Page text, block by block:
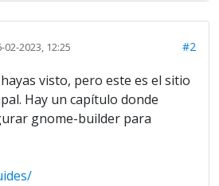
02-2023, 12:25 #2
visto, pero este es el sitio
Hay un capítulo donde
gnome-builder para